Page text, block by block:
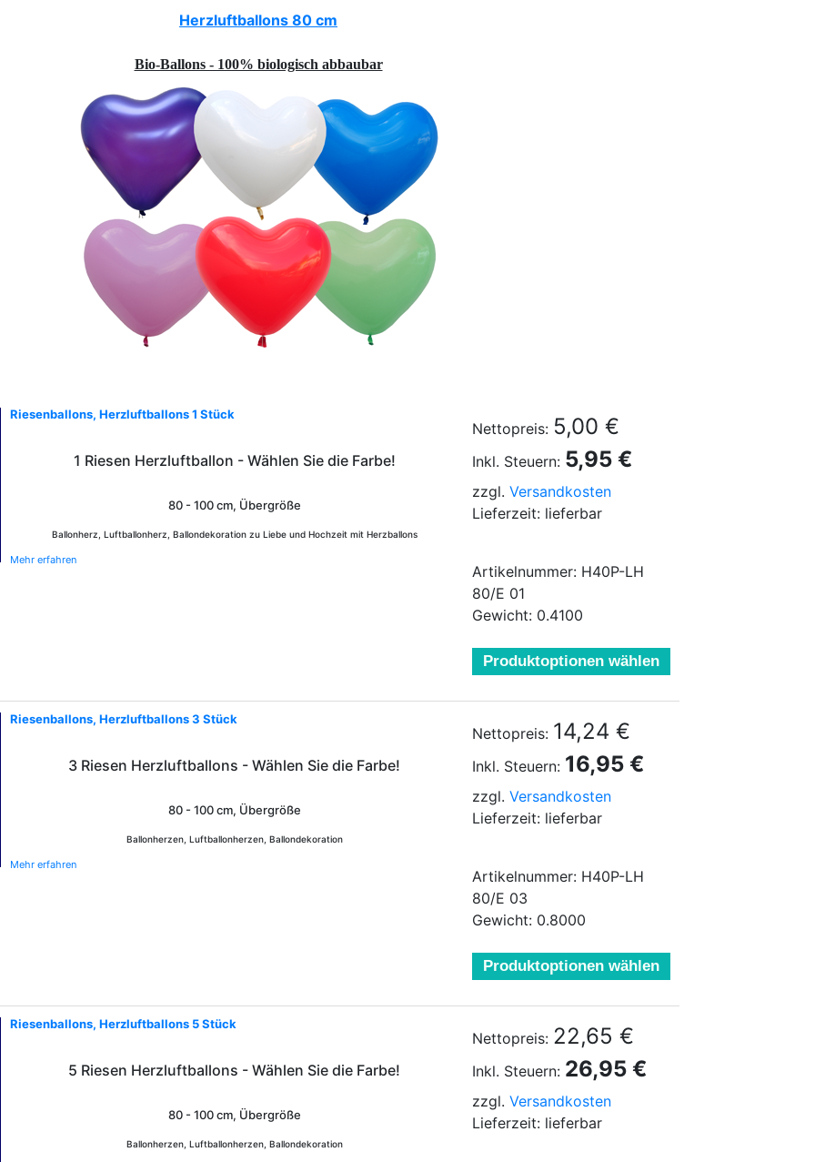
Herzluftballons 80 cm
Bio-Ballons - 100% biologisch abbaubar
Riesenballons, Herzluftballons 1 Stück
1 Riesen Herzluftballon - Wählen Sie die Farbe!
80 - 100 cm, Übergröße
Ballonherz, Luftballonherz, Ballondekoration zu Liebe und Hochzeit mit Herzballons
Mehr erfahren
Nettopreis: 5,00 €
Inkl. Steuern: 5,95 €
zzgl. Versandkosten
Lieferzeit: lieferbar
Artikelnummer: H40P-LH
80/E 01
Gewicht: 0.4100
Produktoptionen wählen
Riesenballons, Herzluftballons 3 Stück
3 Riesen Herzluftballons - Wählen Sie die Farbe!
80 - 100 cm, Übergröße
Ballonherzen, Luftballonherzen, Ballondekoration
Mehr erfahren
Nettopreis: 14,24 €
Inkl. Steuern: 16,95 €
zzgl. Versandkosten
Lieferzeit: lieferbar
Artikelnummer: H40P-LH
80/E 03
Gewicht: 0.8000
Produktoptionen wählen
Riesenballons, Herzluftballons 5 Stück
5 Riesen Herzluftballons - Wählen Sie die Farbe!
80 - 100 cm, Übergröße
Ballonherzen, Luftballonherzen, Ballondekoration
Nettopreis: 22,65 €
Inkl. Steuern: 26,95 €
zzgl. Versandkosten
Lieferzeit: lieferbar